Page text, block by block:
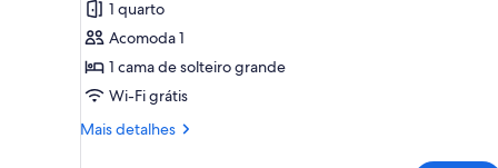
Quarto
solteiro
superior,
1
cama
1 quarto
Acomoda 1
1 cama de solteiro grande
Wi-Fi grátis
Mais detalhes
Mais